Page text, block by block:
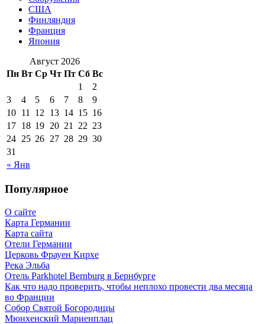
США
Финляндия
Франция
Япония
Август 2026
Пн Вт Ср Чт Пт Сб Вс
« Янв
1
2
3
4 5 6 7 8
9
10 11 12 13 14 15 16
17 18 19 20 21 22 23
24 25 26 27 28 29 30
31
Популярное
О сайте
Карта Германии
Карта сайта
Отели Германии
Церковь Фрауен Кирхе
Река Эльба
Отель Parkhotel Bernburg в Бернбурге
Как что надо проверить, чтобы неплохо провести два месяца
во Франции
Собор Святой Богородицы
Мюнхенский Мариенплац